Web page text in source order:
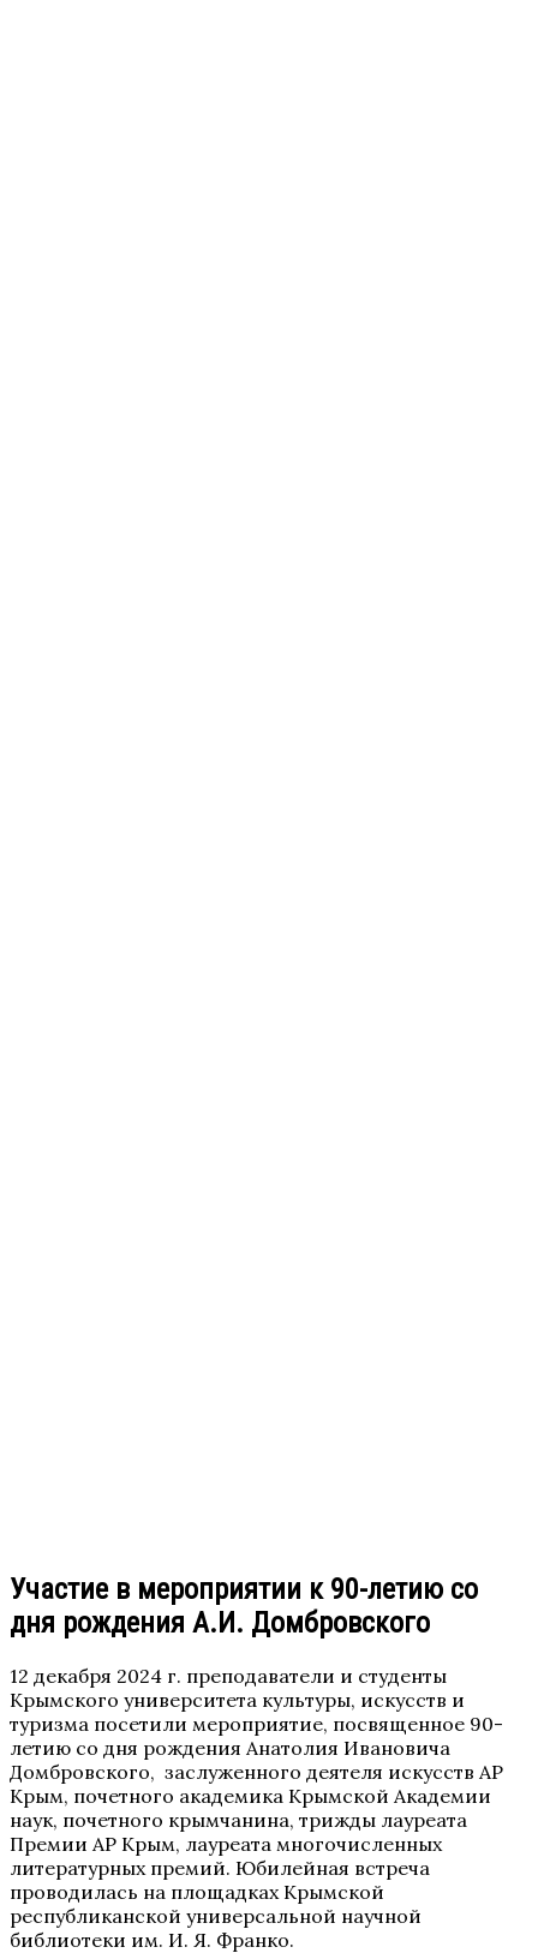
Участие в мероприятии к 90-летию со
дня рождения А.И. Домбровского
12 декабря 2024 г. преподаватели и студенты
Крымского университета культуры, искусств и
туризма посетили мероприятие, посвященное 90-
летию со дня рождения Анатолия Ивановича
Домбровского, заслуженного деятеля искусств АР
Крым, почетного академика Крымской Академии
наук, почетного крымчанина, трижды лауреата
Премии АР Крым, лауреата многочисленных
литературных премий. Юбилейная встреча
проводилась на площадках Крымской
республиканской универсальной научной
библиотеки им. И. Я. Франко.